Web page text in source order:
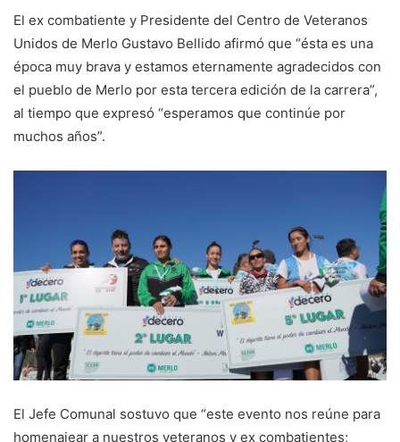
El ex combatiente y Presidente del Centro de Veteranos
Unidos de Merlo Gustavo Bellido afirmó que “ésta es una
época muy brava y estamos eternamente agradecidos con
el pueblo de Merlo por esta tercera edición de la carrera”,
al tiempo que expresó “esperamos que continúe por
muchos años”.
El Jefe Comunal sostuvo que “este evento nos reúne para
homenajear a nuestros veteranos y ex combatientes;